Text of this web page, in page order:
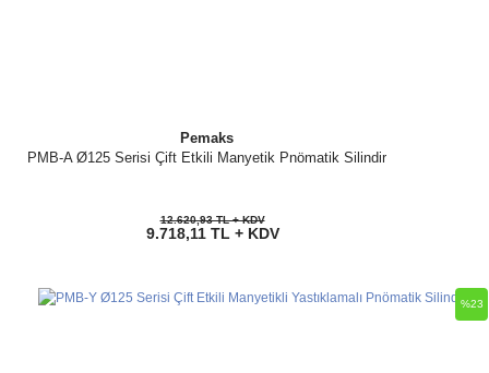
Pemaks
PMB-A Ø125 Serisi Çift Etkili Manyetik Pnömatik Silindir
12.620,93 TL + KDV
9.718,11 TL + KDV
%23